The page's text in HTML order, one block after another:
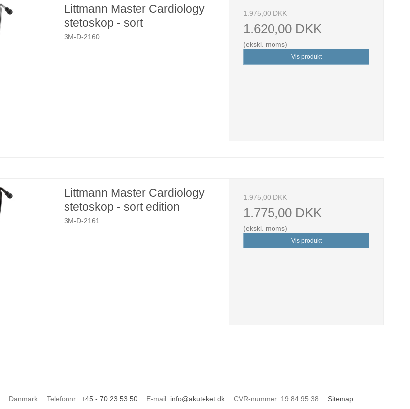
Littmann Master Cardiology
stetoskop - sort
3M-D-2160
1.975,00 DKK
1.620,00 DKK
(ekskl. moms)
Vis produkt
Littmann Master Cardiology
stetoskop - sort edition
3M-D-2161
1.975,00 DKK
1.775,00 DKK
(ekskl. moms)
Vis produkt
Danmark Telefonnr. : +45 - 70 23 53 50 E-mail: info@akuteket.dk CVR-nummer: 19 84 95 38 Sitemap